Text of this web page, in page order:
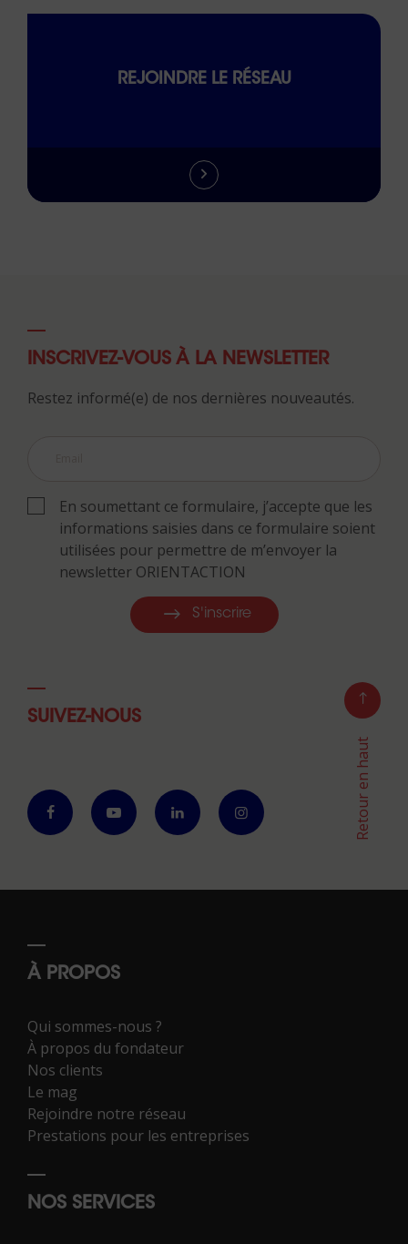
REJOINDRE LE RÉSEAU
INSCRIVEZ-VOUS À LA NEWSLETTER
Restez informé(e) de nos dernières nouveautés.
En soumettant ce formulaire, j’accepte que les
informations saisies dans ce formulaire soient
utilisées pour permettre de m’envoyer la
newsletter ORIENTACTION
S'inscrire
SUIVEZ-NOUS
Retour en haut
À PROPOS
Qui sommes-nous ?
À propos du fondateur
Nos clients
Le mag
Rejoindre notre réseau
Prestations pour les entreprises
NOS SERVICES